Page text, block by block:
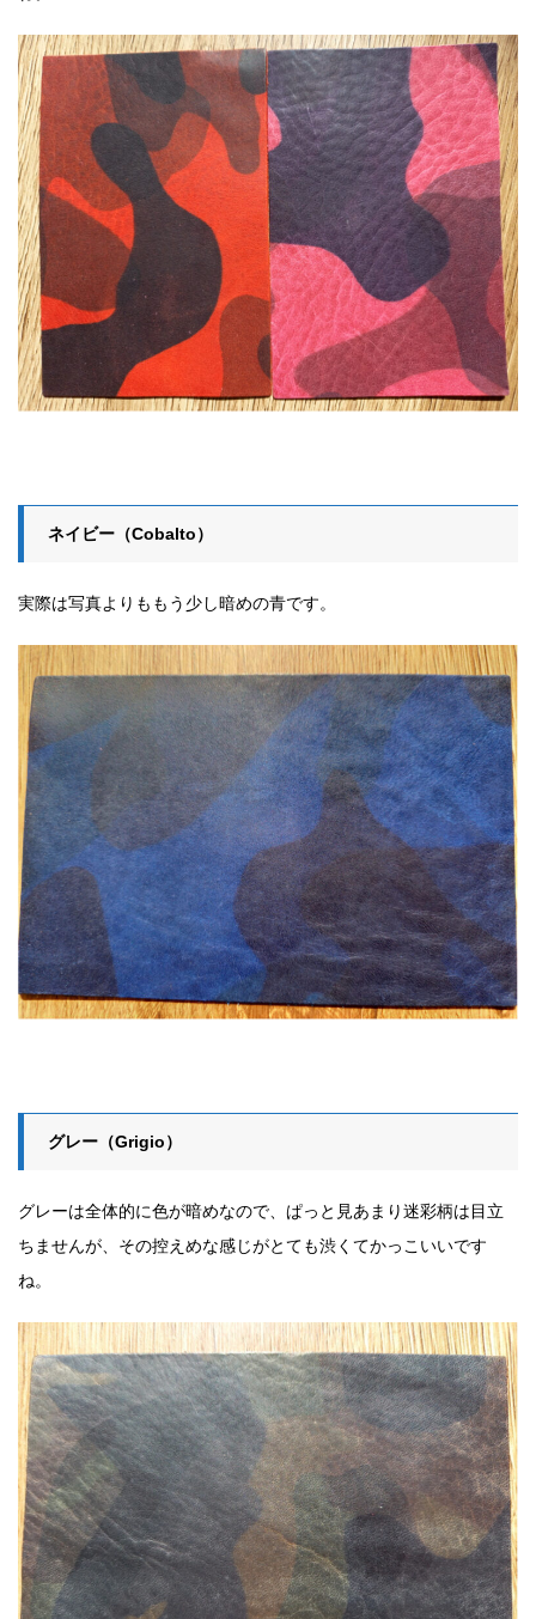
ネイビー（Cobalto）
実際は写真よりももう少し暗めの青です。
グレー（Grigio）
グレーは全体的に色が暗めなので、ぱっと見あまり迷彩柄は目立
ちませんが、その控えめな感じがとても渋くてかっこいいです
ね。